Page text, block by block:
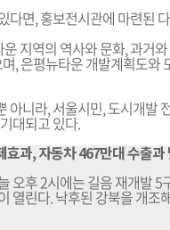
다면, 홍보전시관에 마련된
지역의 역사와 문화, 과거
, 은평뉴타운 개발계획도와
아니라, 서울시민, 도시개발
대되고 있다.
과, 자동차 467만대 수출과
오후 2시에는 길음 재개발
열린다. 낙후된 강북을 개조